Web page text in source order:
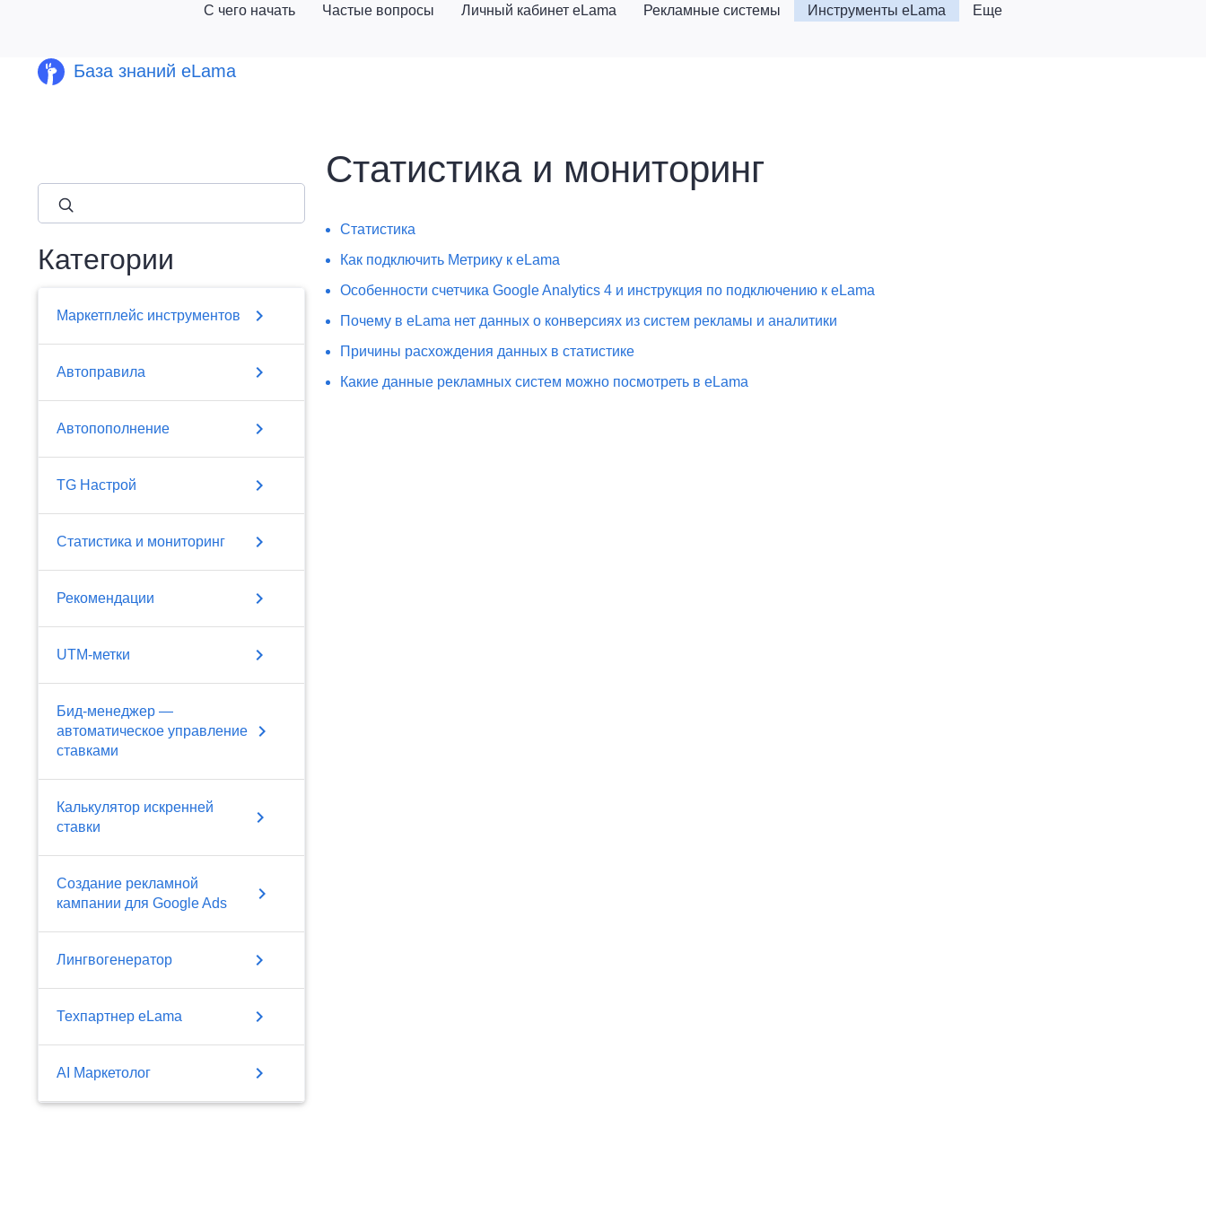
База знаний eLama
С чего начать Частые вопросы Личный кабинет eLama Рекламные системы Инструменты eLama Еще
Категории
Маркетплейс инструментов chevron_right
Автоправила chevron_right
Автопополнение chevron_right
TG Настрой chevron_right
Статистика и мониторинг chevron_right
Рекомендации chevron_right
UTM-метки chevron_right
Бид-менеджер —
автоматическое управление
ставками
chevron_right
Калькулятор искренней
ставки
chevron_right
Создание рекламной
кампании для Google Ads
chevron_right
Лингвогенератор chevron_right
Техпартнер eLama chevron_right
AI Маркетолог chevron_right
Статистика и мониторинг
Статистика
Как подключить Метрику к eLama
Особенности счетчика Google Analytics 4 и инструкция по подключению к eLama
Почему в eLama нет данных о конверсиях из систем рекламы и аналитики
Причины расхождения данных в статистике
Какие данные рекламных систем можно посмотреть в eLama